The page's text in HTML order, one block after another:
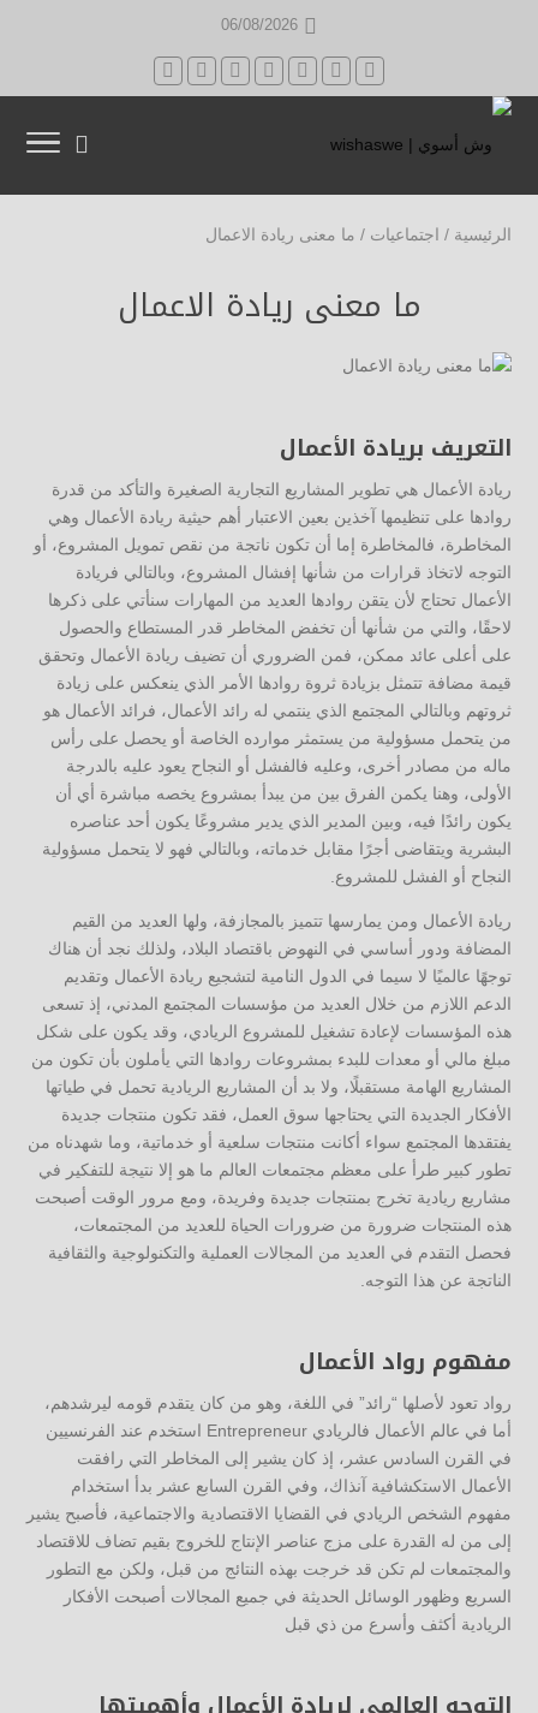
06/08/2026
الرئيسية / اجتماعيات / ما معنى ريادة الاعمال
ما معنى ريادة الاعمال
التعريف بريادة الأعمال
ريادة الأعمال هي تطوير المشاريع التجارية الصغيرة والتأكد من قدرة
روادها على تنظيمها آخذين بعين الاعتبار أهم حيثية ريادة الأعمال وهي
المخاطرة، فالمخاطرة إما أن تكون ناتجة من نقص تمويل المشروع، أو
التوجه لاتخاذ قرارات من شأنها إفشال المشروع، وبالتالي فريادة
الأعمال تحتاج لأن يتقن روادها العديد من المهارات سنأتي على ذكرها
لاحقًا، والتي من شأنها أن تخفض المخاطر قدر المستطاع والحصول
على أعلى عائد ممكن، فمن الضروري أن تضيف ريادة الأعمال وتحقق
قيمة مضافة تتمثل بزيادة ثروة روادها الأمر الذي ينعكس على زيادة
ثروتهم وبالتالي المجتمع الذي ينتمي له رائد الأعمال، فرائد الأعمال هو
من يتحمل مسؤولية من يستمثر موارده الخاصة أو يحصل على رأس
ماله من مصادر أخرى، وعليه فالفشل أو النجاح يعود عليه بالدرجة
الأولى، وهنا يكمن الفرق بين من يبدأ بمشروع يخصه مباشرة أي أن
يكون رائدًا فيه، وبين المدير الذي يدير مشروعًا يكون أحد عناصره
البشرية ويتقاضى أجرًا مقابل خدماته، وبالتالي فهو لا يتحمل مسؤولية
النجاح أو الفشل للمشروع.
ريادة الأعمال ومن يمارسها تتميز بالمجازفة، ولها العديد من القيم
المضافة ودور أساسي في النهوض باقتصاد البلاد، ولذلك نجد أن هناك
توجهًا عالميًا لا سيما في الدول النامية لتشجيع ريادة الأعمال وتقديم
الدعم اللازم من خلال العديد من مؤسسات المجتمع المدني، إذ تسعى
هذه المؤسسات لإعادة تشغيل للمشروع الريادي، وقد يكون على شكل
مبلغ مالي أو معدات للبدء بمشروعات روادها التي يأملون بأن تكون من
المشاريع الهامة مستقبلًا، ولا بد أن المشاريع الريادية تحمل في طياتها
الأفكار الجديدة التي يحتاجها سوق العمل، فقد تكون منتجات جديدة
يفتقدها المجتمع سواء أكانت منتجات سلعية أو خدماتية، وما شهدناه من
تطور كبير طرأ على معظم مجتمعات العالم ما هو إلا نتيجة للتفكير في
مشاريع ريادية تخرج بمنتجات جديدة وفريدة، ومع مرور الوقت أصبحت
هذه المنتجات ضرورة من ضرورات الحياة للعديد من المجتمعات،
فحصل التقدم في العديد من المجالات العملية والتكنولوجية والثقافية
الناتجة عن هذا التوجه.
مفهوم رواد الأعمال
رواد تعود لأصلها “رائد” في اللغة، وهو من كان يتقدم قومه ليرشدهم،
أما في عالم الأعمال فالريادي Entrepreneur استخدم عند الفرنسيين
في القرن السادس عشر، إذ كان يشير إلى المخاطر التي رافقت
الأعمال الاستكشافية آنذاك، وفي القرن السابع عشر بدأ استخدام
مفهوم الشخص الريادي في القضايا الاقتصادية والاجتماعية، فأصبح يشير
إلى من له القدرة على مزج عناصر الإنتاج للخروج بقيم تضاف للاقتصاد
والمجتمعات لم تكن قد خرجت بهذه النتائج من قبل، ولكن مع التطور
السريع وظهور الوسائل الحديثة في جميع المجالات أصبحت الأفكار
الريادية أكثف وأسرع من ذي قبل